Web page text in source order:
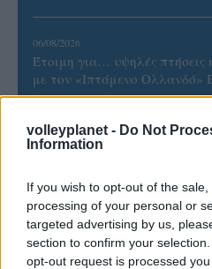
volleyplanet - Do Not
Information
If you wish to opt-out of the
processing of your personal or
targeted advertising by us,
section to confirm your
opt-out request is processed
06/08/2026
Έτοιμη για… υψηλές
με τον «Ιπτάμενο Ολλανδό»
05/08/2026
Ισόπαλο το πρωτο φιλικό τεστ
05/08/2026
Προς στρατηγική
Πανεπιστημίου Πατρών